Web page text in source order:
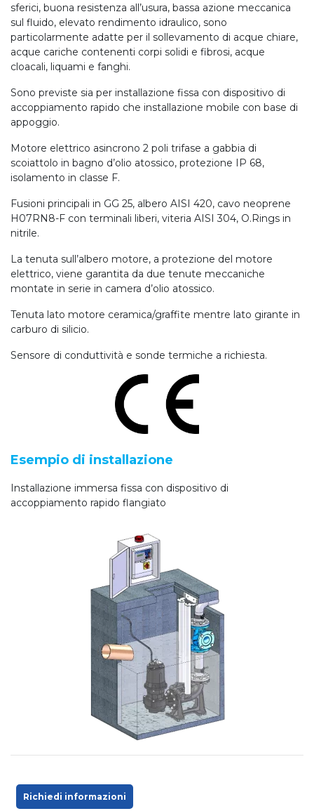
sferici, buona resistenza all’usura, bassa azione meccanica
sul fluido, elevato rendimento idraulico, sono
particolarmente adatte per il sollevamento di acque chiare,
acque cariche contenenti corpi solidi e fibrosi, acque
cloacali, liquami e fanghi.
Sono previste sia per installazione fissa con dispositivo di
accoppiamento rapido che installazione mobile con base di
appoggio.
Motore elettrico asincrono 2 poli trifase a gabbia di
scoiattolo in bagno d’olio atossico, protezione IP 68,
isolamento in classe F.
Fusioni principali in GG 25, albero AISI 420, cavo neoprene
H07RN8-F con terminali liberi, viteria AISI 304, O.Rings in
nitrile.
La tenuta sull’albero motore, a protezione del motore
elettrico, viene garantita da due tenute meccaniche
montate in serie in camera d’olio atossico.
Tenuta lato motore ceramica/graffite mentre lato girante in
carburo di silicio.
Sensore di conduttività e sonde termiche a richiesta.
Esempio di installazione
Installazione immersa fissa con dispositivo di
accoppiamento rapido flangiato
Richiedi informazioni